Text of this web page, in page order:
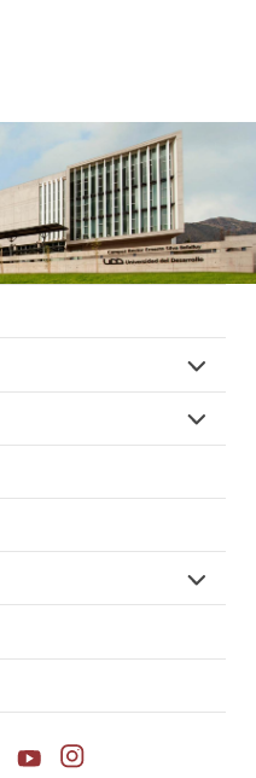
YouTubeInstagram